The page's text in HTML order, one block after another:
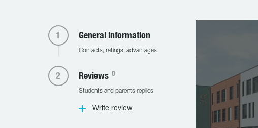
General information
Contacts, ratings, advantages
Reviews 0
Students and parents replies
Write review